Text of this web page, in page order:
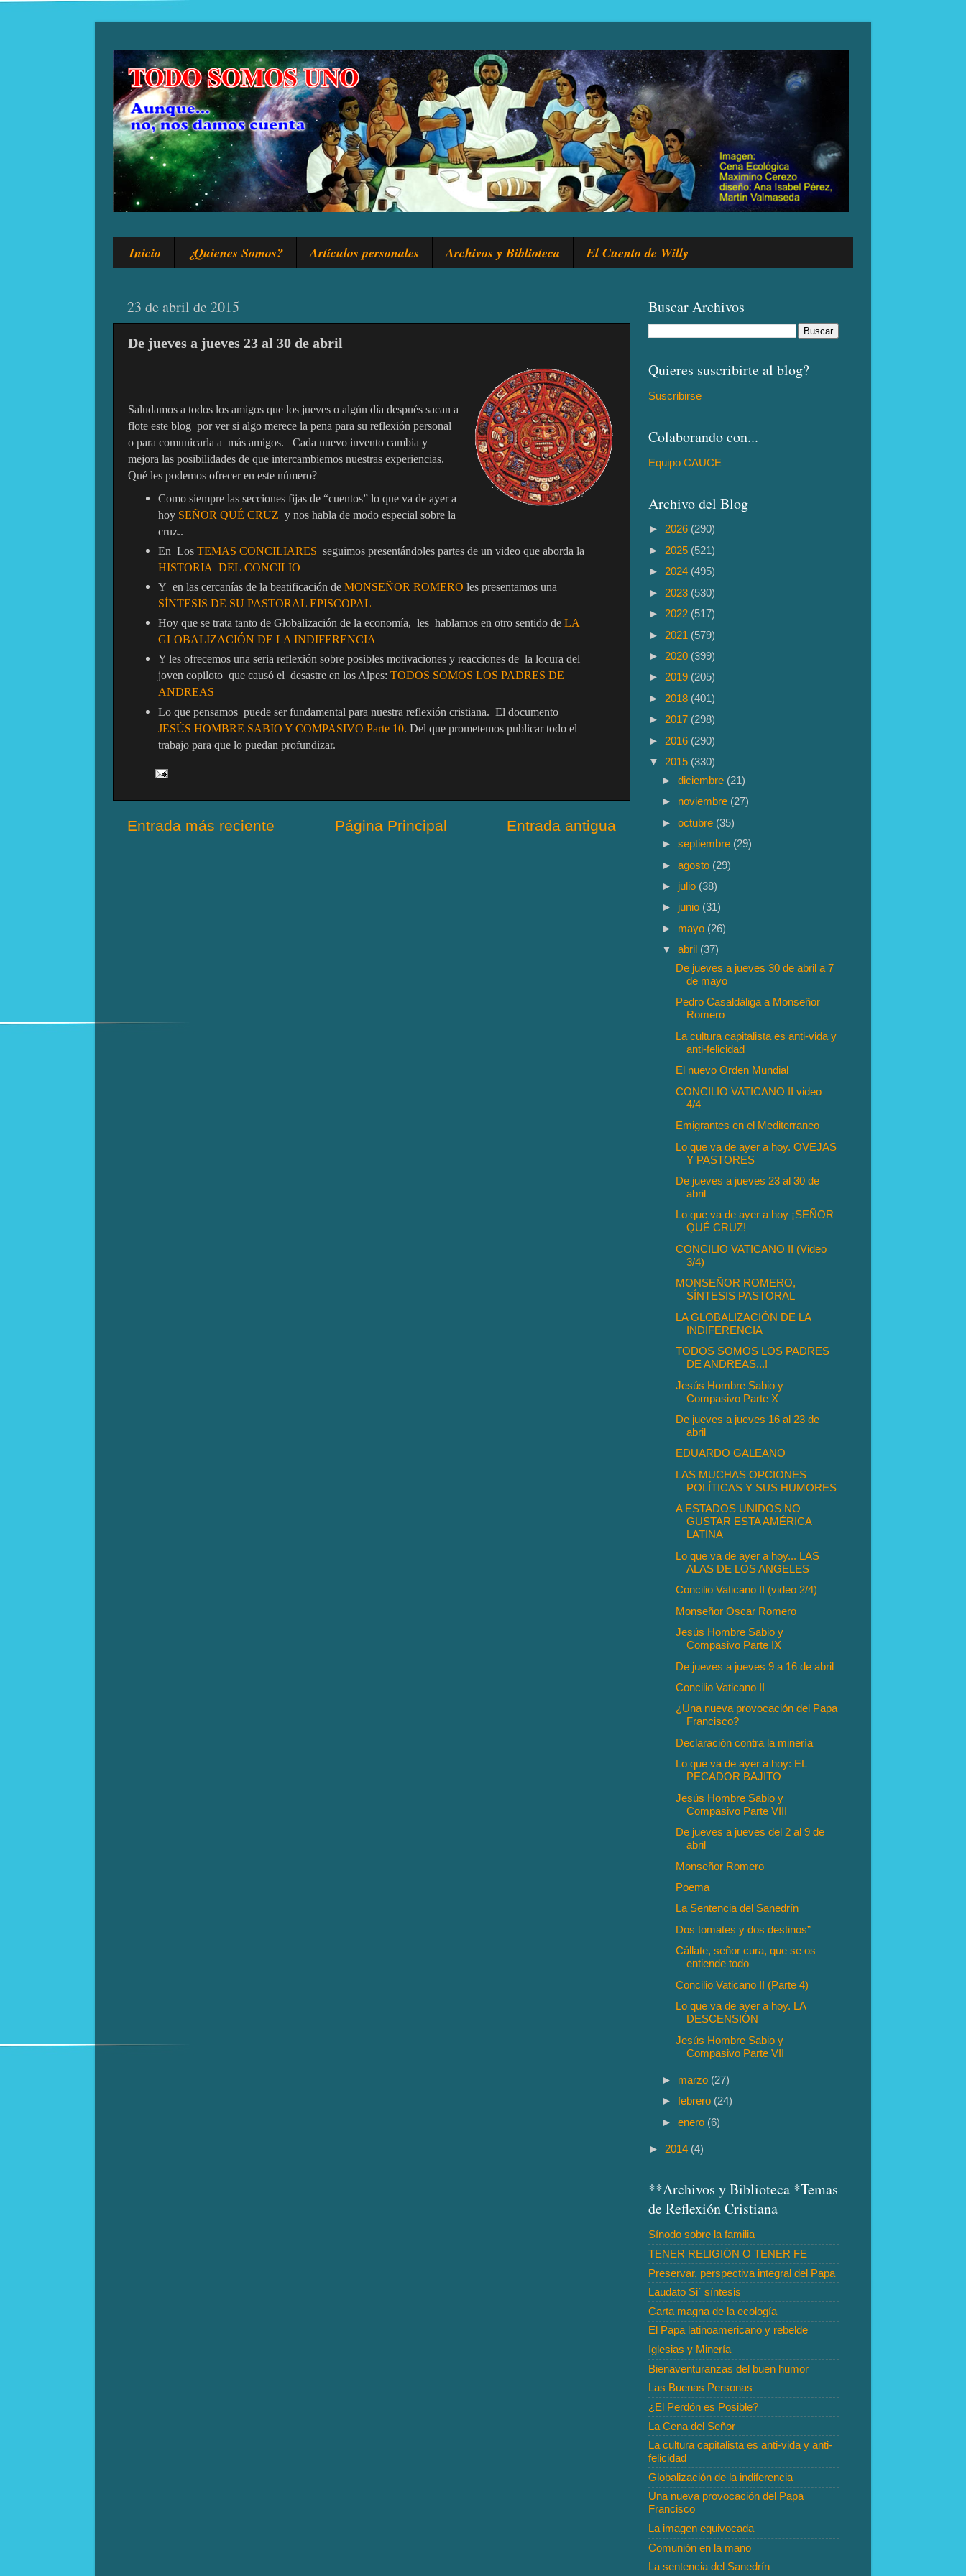
Inicio ¿Quienes Somos? Artículos personales Archivos y Biblioteca El Cuento de Willy
23 de abril de 2015
De jueves a jueves 23 al 30 de abril
Saludamos a todos los amigos que los jueves o algún día después sacan a
flote este blog por ver si algo merece la pena para su reflexión personal
o para comunicarla a más amigos.
Cada nuevo invento cambia y
mejora las posibilidades de que intercambiemos nuestras experiencias.
Qué les podemos ofrecer en este número?
Como siempre las secciones fijas de “cuentos” lo que va de ayer a
hoy SEÑOR QUÉ CRUZ y nos habla de modo especial sobre la
cruz..
En LosTEMAS CONCILIARES seguimos presentándoles partes de un video que aborda la
HISTORIA DEL CONCILIO
Y en las cercanías de la beatificación deMONSEÑOR ROMERO les presentamos una
SÍNTESIS DE SU PASTORAL EPISCOPAL
Hoy que se trata tanto de Globalización de la economía, les hablamos en otro sentido deLA
GLOBALIZACIÓN DE LA INDIFERENCIA
Y les ofrecemos una seria reflexión sobre posibles motivaciones y reacciones de la locura del
joven copiloto que causó el desastre en los Alpes:TODOS SOMOS LOS PADRES DE
ANDREAS
Lo que pensamos puede ser fundamental para nuestra reflexión cristiana. El documento
JESÚS HOMBRE SABIO Y COMPASIVO Parte 10. Del que prometemos publicar todo el
trabajo para que lo puedan profundizar.
Entrada más reciente Entrada antigua
Página Principal
Buscar Archivos
Quieres suscribirte al blog?
Suscribirse
Colaborando con...
Equipo CAUCE
Archivo del Blog
► 2026 (290)
► 2025 (521)
► 2024 (495)
► 2023 (530)
► 2022 (517)
► 2021 (579)
► 2020 (399)
► 2019 (205)
► 2018 (401)
► 2017 (298)
► 2016 (290)
▼ 2015 (330)
►diciembre (21)
► noviembre (27)
►octubre (35)
►septiembre (29)
►agosto (29)
► julio (38)
► junio (31)
► mayo (26)
▼abril (37)
De jueves a jueves 30 de abril a 7
de mayo
Pedro Casaldáliga a Monseñor
Romero
La cultura capitalista es anti-vida y
anti-felicidad
El nuevo Orden Mundial
CONCILIO VATICANO II video
4/4
Emigrantes en el Mediterraneo
Lo que va de ayer a hoy. OVEJAS
Y PASTORES
De jueves a jueves 23 al 30 de
abril
Lo que va de ayer a hoy ¡SEÑOR
QUÉ CRUZ!
CONCILIO VATICANO II (Video
3/4)
MONSEÑOR ROMERO,
SÍNTESIS PASTORAL
LA GLOBALIZACIÓN DE LA
INDIFERENCIA
TODOS SOMOS LOS PADRES
DE ANDREAS...!
Jesús Hombre Sabio y
Compasivo Parte X
De jueves a jueves 16 al 23 de
abril
EDUARDO GALEANO
LAS MUCHAS OPCIONES
POLÍTICAS Y SUS HUMORES
A ESTADOS UNIDOS NO
GUSTAR ESTA AMÉRICA
LATINA
Lo que va de ayer a hoy... LAS
ALAS DE LOS ANGELES
Concilio Vaticano II (video 2/4)
Monseñor Oscar Romero
Jesús Hombre Sabio y
Compasivo Parte IX
De jueves a jueves 9 a 16 de abril
Concilio Vaticano II
¿Una nueva provocación del Papa
Francisco?
Declaración contra la minería
Lo que va de ayer a hoy: EL
PECADOR BAJITO
Jesús Hombre Sabio y
Compasivo Parte VIII
De jueves a jueves del 2 al 9 de
abril
Monseñor Romero
Poema
La Sentencia del Sanedrín
Dos tomates y dos destinos”
Cállate, señor cura, que se os
entiende todo
Concilio Vaticano II (Parte 4)
Lo que va de ayer a hoy. LA
DESCENSIÓN
Jesús Hombre Sabio y
Compasivo Parte VII
► marzo (27)
►febrero (24)
►enero (6)
► 2014 (4)
**Archivos y Biblioteca *Temas
de Reflexión Cristiana
Sínodo sobre la familia
TENER RELIGIÓN O TENER FE
Preservar, perspectiva integral del Papa
Laudato Si´ síntesis
Carta magna de la ecología
El Papa latinoamericano y rebelde
Iglesias y Minería
Bienaventuranzas del buen humor
Las Buenas Personas
¿El Perdón es Posible?
La Cena del Señor
La cultura capitalista es anti-vida y anti-
felicidad
Globalización de la indiferencia
Una nueva provocación del Papa
Francisco
La imagen equivocada
Comunión en la mano
La sentencia del Sanedrín